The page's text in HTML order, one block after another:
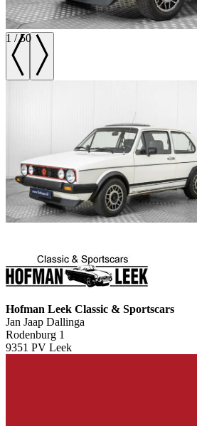
1 /50
Hofman Leek Classic & Sportscars
Jan Jaap Dallinga
Rodenburg 1
9351 PV Leek